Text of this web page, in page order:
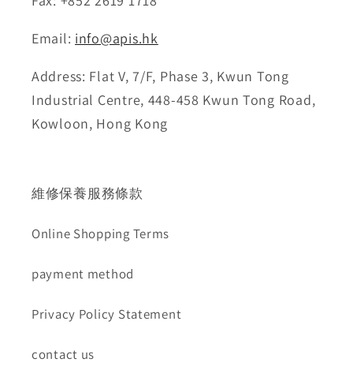
Email: info@apis.hk
Address: Flat V, 7/F, Phase 3, Kwun Tong
Industrial Centre, 448-458 Kwun Tong Road,
Kowloon, Hong Kong
維修保養服務條款
Online Shopping Terms
payment method
Privacy Policy Statement
contact us